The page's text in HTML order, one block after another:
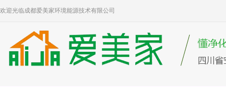
欢迎光临成都爱美家环境能源技术有限公司